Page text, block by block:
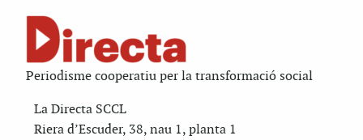
Periodisme cooperatiu per la transformació social
La Directa SCCL
Riera d’Escuder, 38, nau 1, planta 1